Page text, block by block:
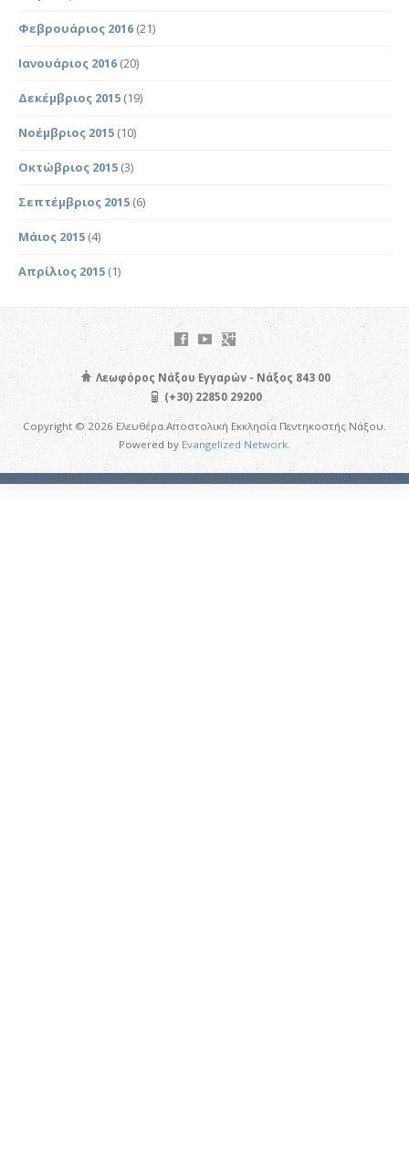
Φεβρουάριος 2016 (21)
Ιανουάριος 2016 (20)
Δεκέμβριος 2015 (19)
Νοέμβριος 2015 (10)
Οκτώβριος 2015 (3)
Σεπτέμβριος 2015 (6)
Μάιος 2015 (4)
Απρίλιος 2015 (1)
Λεωφόρος Νάξου Εγγαρών - Νάξος 843 00
(+30) 22850 29200
Copyright © 2026 Ελευθέρα Αποστολική Εκκλησία Πεντηκοστής Νάξου.
Powered byEvangelized Network.